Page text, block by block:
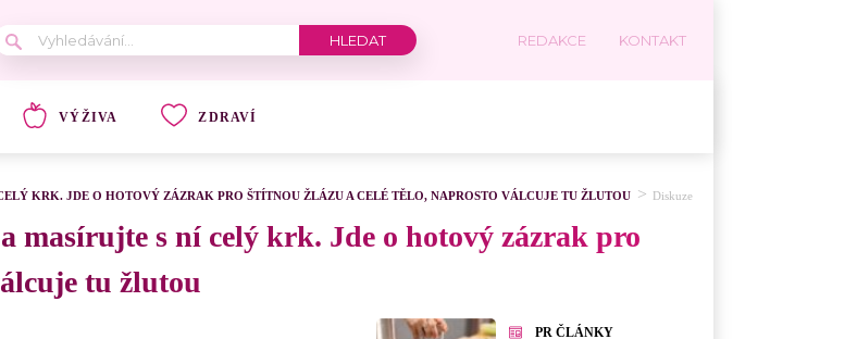
REDAKCE KONTAKT
VÝŽIVA ZDRAVÍ
KRK. JDE O HOTOVÝ ZÁZRAK PRO ŠTÍTNOU ŽLÁZU A CELÉ TĚLO, NAPROSTO VÁLCUJE TU ŽLUTOU Diskuze
masírujte s ní celý krk. Jde o hotový zázrak pro
tu žlutou
PR ČLÁNKY